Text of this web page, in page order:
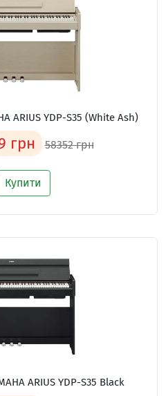
ARIUS YDP-S35 (White Ash)
грн 58352 грн
Купити
ARIUS YDP-S35 Black